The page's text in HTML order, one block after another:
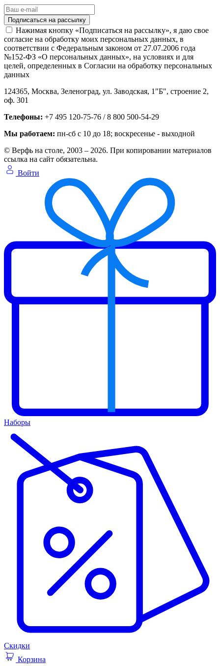
Нажимая кнопку «Подписаться на рассылку», я даю свое
согласие на обработку моих персональных данных, в
соответствии с Федеральным законом от 27.07.2006 года
№152-ФЗ «О персональных данных», на условиях и для
целей, определенных в Согласии на обработку персональных
данных
124365, Москва, Зеленоград, ул. Заводская, 1"Б", строение 2,
оф. 301
Телефоны: +7 495 120-75-76 / 8 800 500-54-29
Мы работаем: пн-сб с 10 до 18; воскресенье - выходной
© Верфь на столе, 2003 – 2026. При копировании материалов
ссылка на сайт обязательна.
Войти
Наборы
Скидки
Корзина